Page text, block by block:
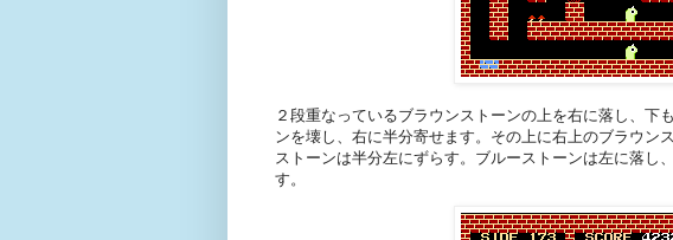
２段重なっているブラウンストーンの上を右に落し、下
ンを壊し、右に半分寄せます。その上に右上のブラウン
ストーンは半分左にずらす。ブルーストーンは左に落し
す。